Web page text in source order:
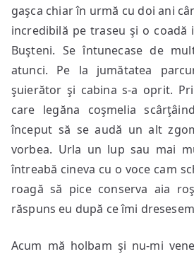
gaşca chiar în urmă cu doi ani
incredibilă pe traseu şi o coadă
Buşteni. Se întunecase de
atunci. Pe la jumătatea
şuierător şi cabina s-a oprit.
care legăna coşmelia
început să se audă un alt
vorbea. Urla un lup sau mai
întreabă cineva cu o voce cam
roagă să pice conserva aia
răspuns eu după ce îmi
Acum mă holbam şi nu-mi